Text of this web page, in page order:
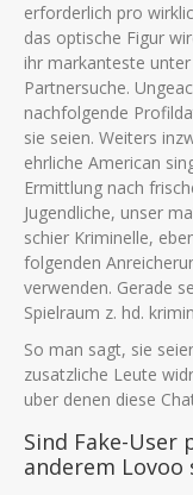
erforderlich pro
das optische Figur
ihr markanteste
Partnersuche.
nachfolgende
sie seien. Weiters
ehrliche American
Ermittlung nach
Jugendliche, unser
schier Kriminelle,
folgenden
verwenden. Gerade
Spielraum z. hd.
So man sagt, sie
zusatzliche Leute
uber denen diese
Sind Fake-
anderem Lovoo